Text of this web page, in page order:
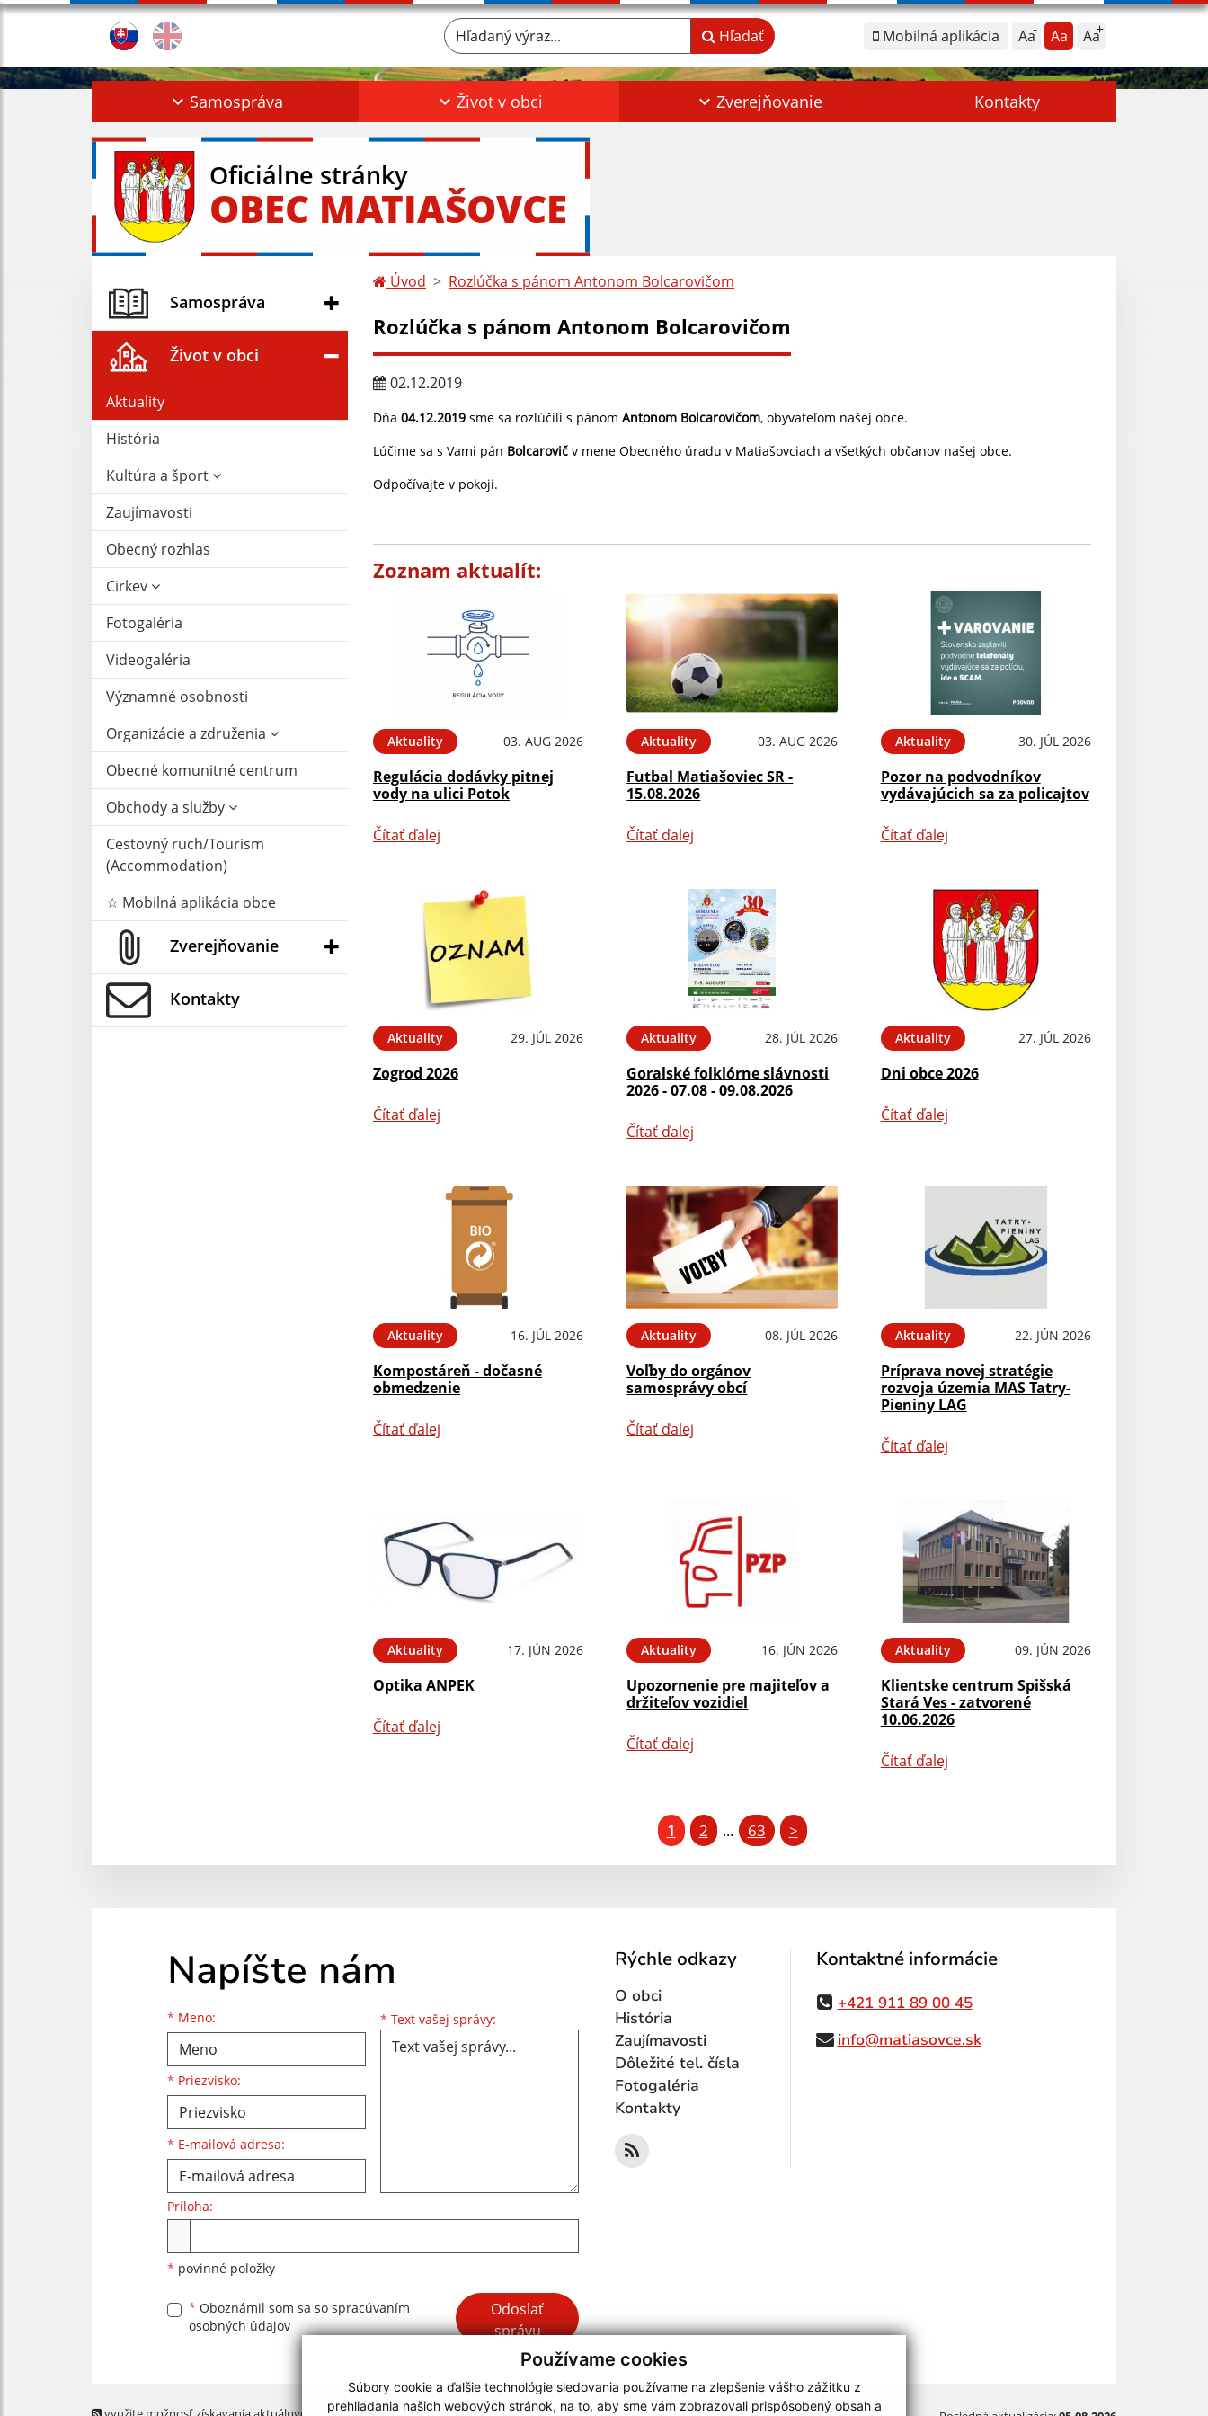
Používame cookies
Súbory cookie a ďalšie technológie sledovania používame na zlepšenie vášho zážitku z
prehliadania našich webových stránok, na to, aby sme vám zobrazovali prispôsobený obsah a
Mobilná aplikácia Aa Aa Aa
Hľadaný výraz... Hľadať
Samospráva Život v obci Zverejňovanie Kontakty
Oficiálne stránky
OBEC MATIAŠOVCE
Samospráva
Život v obci
Aktuality
História
Kultúra a šport
Zaujímavosti
Obecný rozhlas
Cirkev
Fotogaléria
Videogaléria
Významné osobnosti
Organizácie a združenia
Obecné komunitné centrum
Obchody a služby
Cestovný ruch/Tourism
(Accommodation)
☆ Mobilná aplikácia obce
Zverejňovanie
Kontakty
Úvod Rozlúčka s pánom Antonom Bolcarovičom
Rozlúčka s pánom Antonom Bolcarovičom
02.12.2019
Dňa 04.12.2019 sme sa rozlúčili s pánom Antonom Bolcarovičom, obyvateľom našej obce.
Lúčime sa s Vami pán Bolcarovič v mene Obecného úradu v Matiašovciach a všetkých občanov našej obce.
Odpočívajte v pokoji.
Zoznam aktualít:
Aktuality 03. AUG 2026
Regulácia dodávky pitnej
vody na ulici Potok
Čítať ďalej
Aktuality 03. AUG 2026
Futbal Matiašoviec SR -
15.08.2026
Čítať ďalej
Aktuality 30. JÚL 2026
Pozor na podvodníkov
vydávajúcich sa za policajtov
Čítať ďalej
Aktuality 29. JÚL 2026
Zogrod 2026
Čítať ďalej
Aktuality 28. JÚL 2026
Goralské folklórne slávnosti
2026 - 07.08 - 09.08.2026
Čítať ďalej
Aktuality 27. JÚL 2026
Dni obce 2026
Čítať ďalej
Aktuality 16. JÚL 2026
Kompostáreň - dočasné
obmedzenie
Čítať ďalej
Aktuality 08. JÚL 2026
Voľby do orgánov
samosprávy obcí
Čítať ďalej
Aktuality 22. JÚN 2026
Príprava novej stratégie
rozvoja územia MAS Tatry-
Pieniny LAG
Čítať ďalej
Aktuality 17. JÚN 2026
Optika ANPEK
Čítať ďalej
Aktuality 16. JÚN 2026
Upozornenie pre majiteľov a
držiteľov vozidiel
Čítať ďalej
Aktuality 09. JÚN 2026
Klientske centrum Spišská
Stará Ves - zatvorené
10.06.2026
Čítať ďalej
1 2 ... 63 >
Napíšte nám
* Meno:
Meno
* Priezvisko:
Priezvisko
* E-mailová adresa:
E-mailová adresa * Text vašej správy: Text vašej správy...
Príloha:
* povinné položky
* Oboznámil som sa so spracúvaním
osobných údajov
Google reCaptcha Response
Odoslať
správu
Rýchle odkazy
O obci
História
Zaujímavosti
Dôležité tel. čísla
Fotogaléria
Kontakty
Kontaktné informácie
+421 911 89 00 45
info@matiasovce.sk